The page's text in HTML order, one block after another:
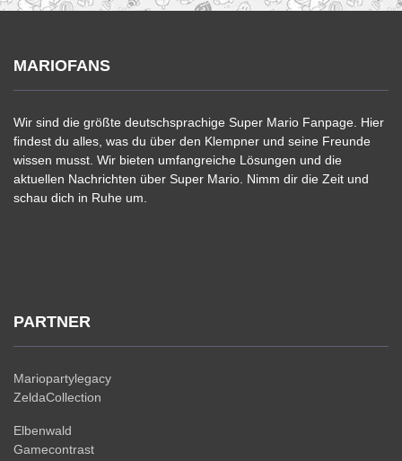
MARIOFANS
Wir sind die größte deutschsprachige Super Mario Fanpage. Hier
findest du alles, was du über den Klempner und seine Freunde
wissen musst. Wir bieten umfangreiche Lösungen und die
aktuellen Nachrichten über Super Mario. Nimm dir die Zeit und
schau dich in Ruhe um.
PARTNER
Mariopartylegacy
ZeldaCollection
Elbenwald
Gamecontrast